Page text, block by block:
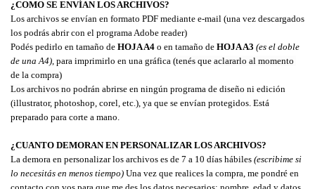
¿COMO SE ENVÍAN LOS ARCHIVOS?
Los archivos se envían en formato PDF mediante e-mail (una vez descargados
los podrás abrir con el programa Adobe reader)
Podés pedirlo en tamaño de HOJA A4 o en tamaño de HOJA A3 (es el doble
de una A4), para imprimirlo en una gráfica (tenés que aclararlo al momento
de la compra)
Los archivos no podrán abrirse en ningún programa de diseño ni edición
(illustrator, photoshop, corel, etc.), ya que se envían protegidos. Está
preparado para corte a mano.
¿CUANTO DEMORAN EN PERSONALIZAR LOS ARCHIVOS?
La demora en personalizar los archivos es de 7 a 10 días hábiles (escribime si
lo necesitás en menos tiempo) Una vez que realices la compra, me pondré en